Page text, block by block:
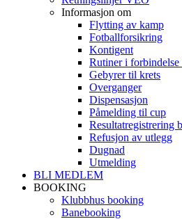
Informasjon om
Flytting av kamp
Fotballforsikring
Kontigent
Rutiner i forbindelse
Gebyrer til krets
Overganger
Dispensasjon
Påmelding til cup
Resultatregistrering
Refusjon av utlegg
Dugnad
Utmelding
BLI MEDLEM
BOOKING
Klubbhus booking
Banebooking